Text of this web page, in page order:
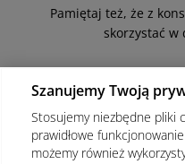
Pamiętaj też, że z
skorzystać w
Dla pacjenta
Szanujemy Twoją
Stosujemy niezbędne pliki
prawidłowe
możemy również